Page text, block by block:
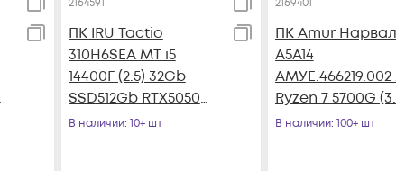
ПК IRU Tactio
310H6SEA MT i5
14400F (2.5) 32Gb
SSD512Gb RTX5050
8Gb без ОС GbitEth
В наличии: 10+ шт
ПК Amur Нарвал
A5A14
АМУЕ.466219.002
Ryzen 7 5700G
16Gb SSD512Gb
В наличии: 100+ шт